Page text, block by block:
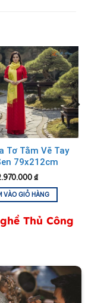
sen vẽ tay
Tơ Tằm Vẽ Tay
79x212cm
1
₫
VÀO GIỎ HÀNG
Thủ Công